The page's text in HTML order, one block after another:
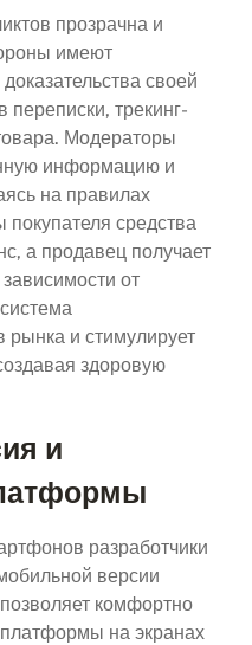
прозрачна и
имеют
своей
трекинг-
Модераторы
информацию и
на правилах
средства
а продавец получает
от
рынка и стимулирует
здоровую
и
разработчики
версии
комфортно
на экранах